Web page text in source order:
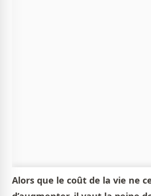
Alors que le coût de la vie ne